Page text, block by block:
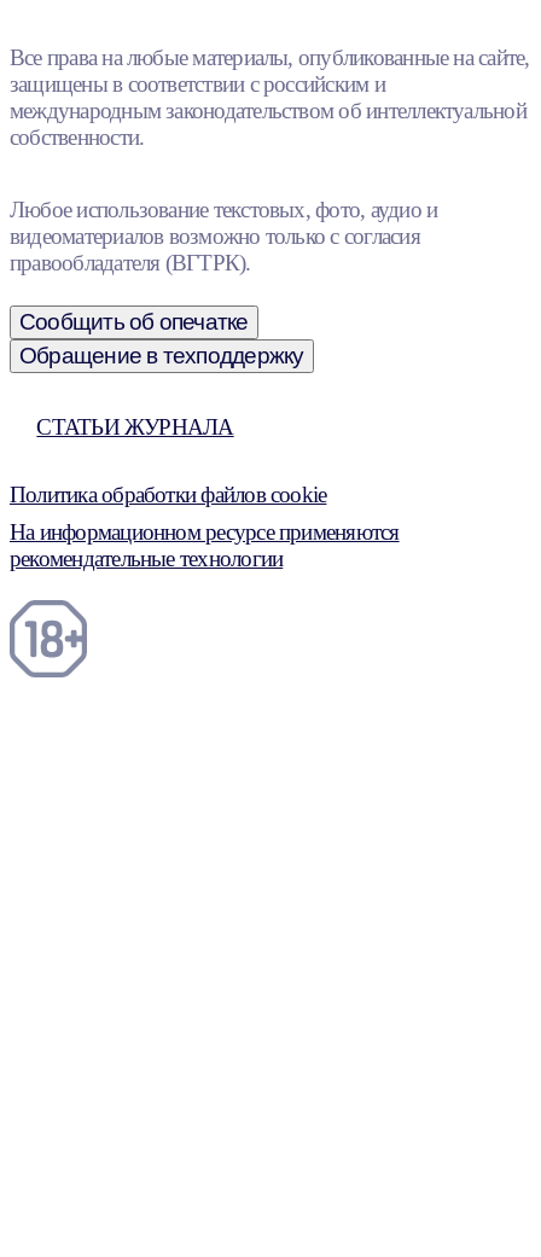
Все права на любые материалы, опубликованные на сайте,
защищены в соответствии с российским и
международным законодательством об интеллектуальной
собственности.
Любое использование текстовых, фото, аудио и
видеоматериалов возможно только с согласия
правообладателя (ВГТРК).
Сообщить об опечатке
Обращение в техподдержку
СТАТЬИ ЖУРНАЛА
Политика обработки файлов cookie
На информационном ресурсе применяются
рекомендательные технологии